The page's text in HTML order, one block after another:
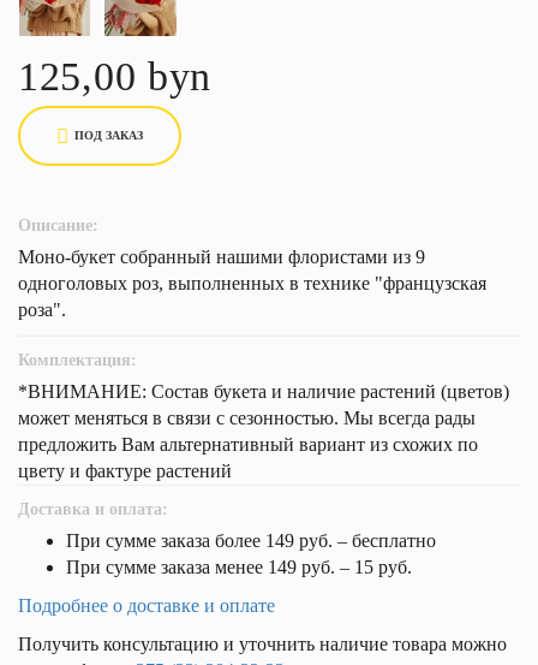
125,00 byn
ПОД ЗАКАЗ
Описание:
Моно-букет собранный нашими флористами из 9
одноголовых роз, выполненных в технике "французская
роза".
Комплектация:
*ВНИМАНИЕ: Состав букета и наличие растений (цветов)
может меняться в связи с сезонностью. Мы всегда рады
предложить Вам альтернативный вариант из схожих по
цвету и фактуре растений
Доставка и оплата:
При сумме заказа более 149 руб. – бесплатно
При сумме заказа менее 149 руб. – 15 руб.
Подробнее о доставке и оплате
Получить консультацию и уточнить наличие товара можно